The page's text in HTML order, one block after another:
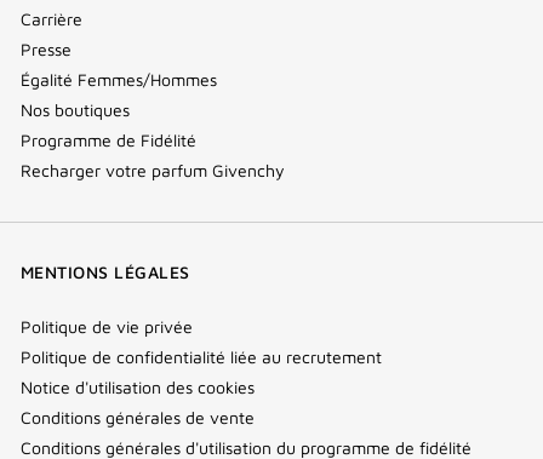
Carrière
Presse
Égalité Femmes/Hommes
Nos boutiques
Programme de Fidélité
Recharger votre parfum Givenchy
MENTIONS LÉGALES
Politique de vie privée
Politique de confidentialité liée au recrutement
Notice d'utilisation des cookies
Conditions générales de vente
Conditions générales d'utilisation du programme de fidélité